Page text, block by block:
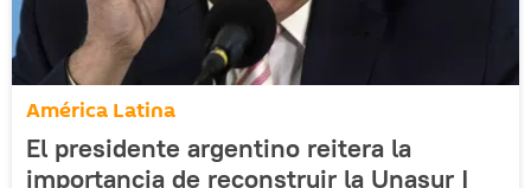
América Latina
El presidente argentino reitera la
importancia de reconstruir la Unasur |